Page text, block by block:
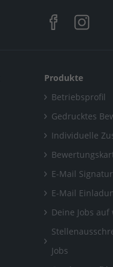
Produkte
Betriebsprofil
Gedrucktes
Individuelle
E-Mail
E-Mail
Deine Jobs
Jobs